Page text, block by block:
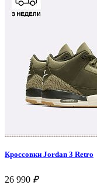
Кроссовки Jordan 3 Retro
26 990 ₽